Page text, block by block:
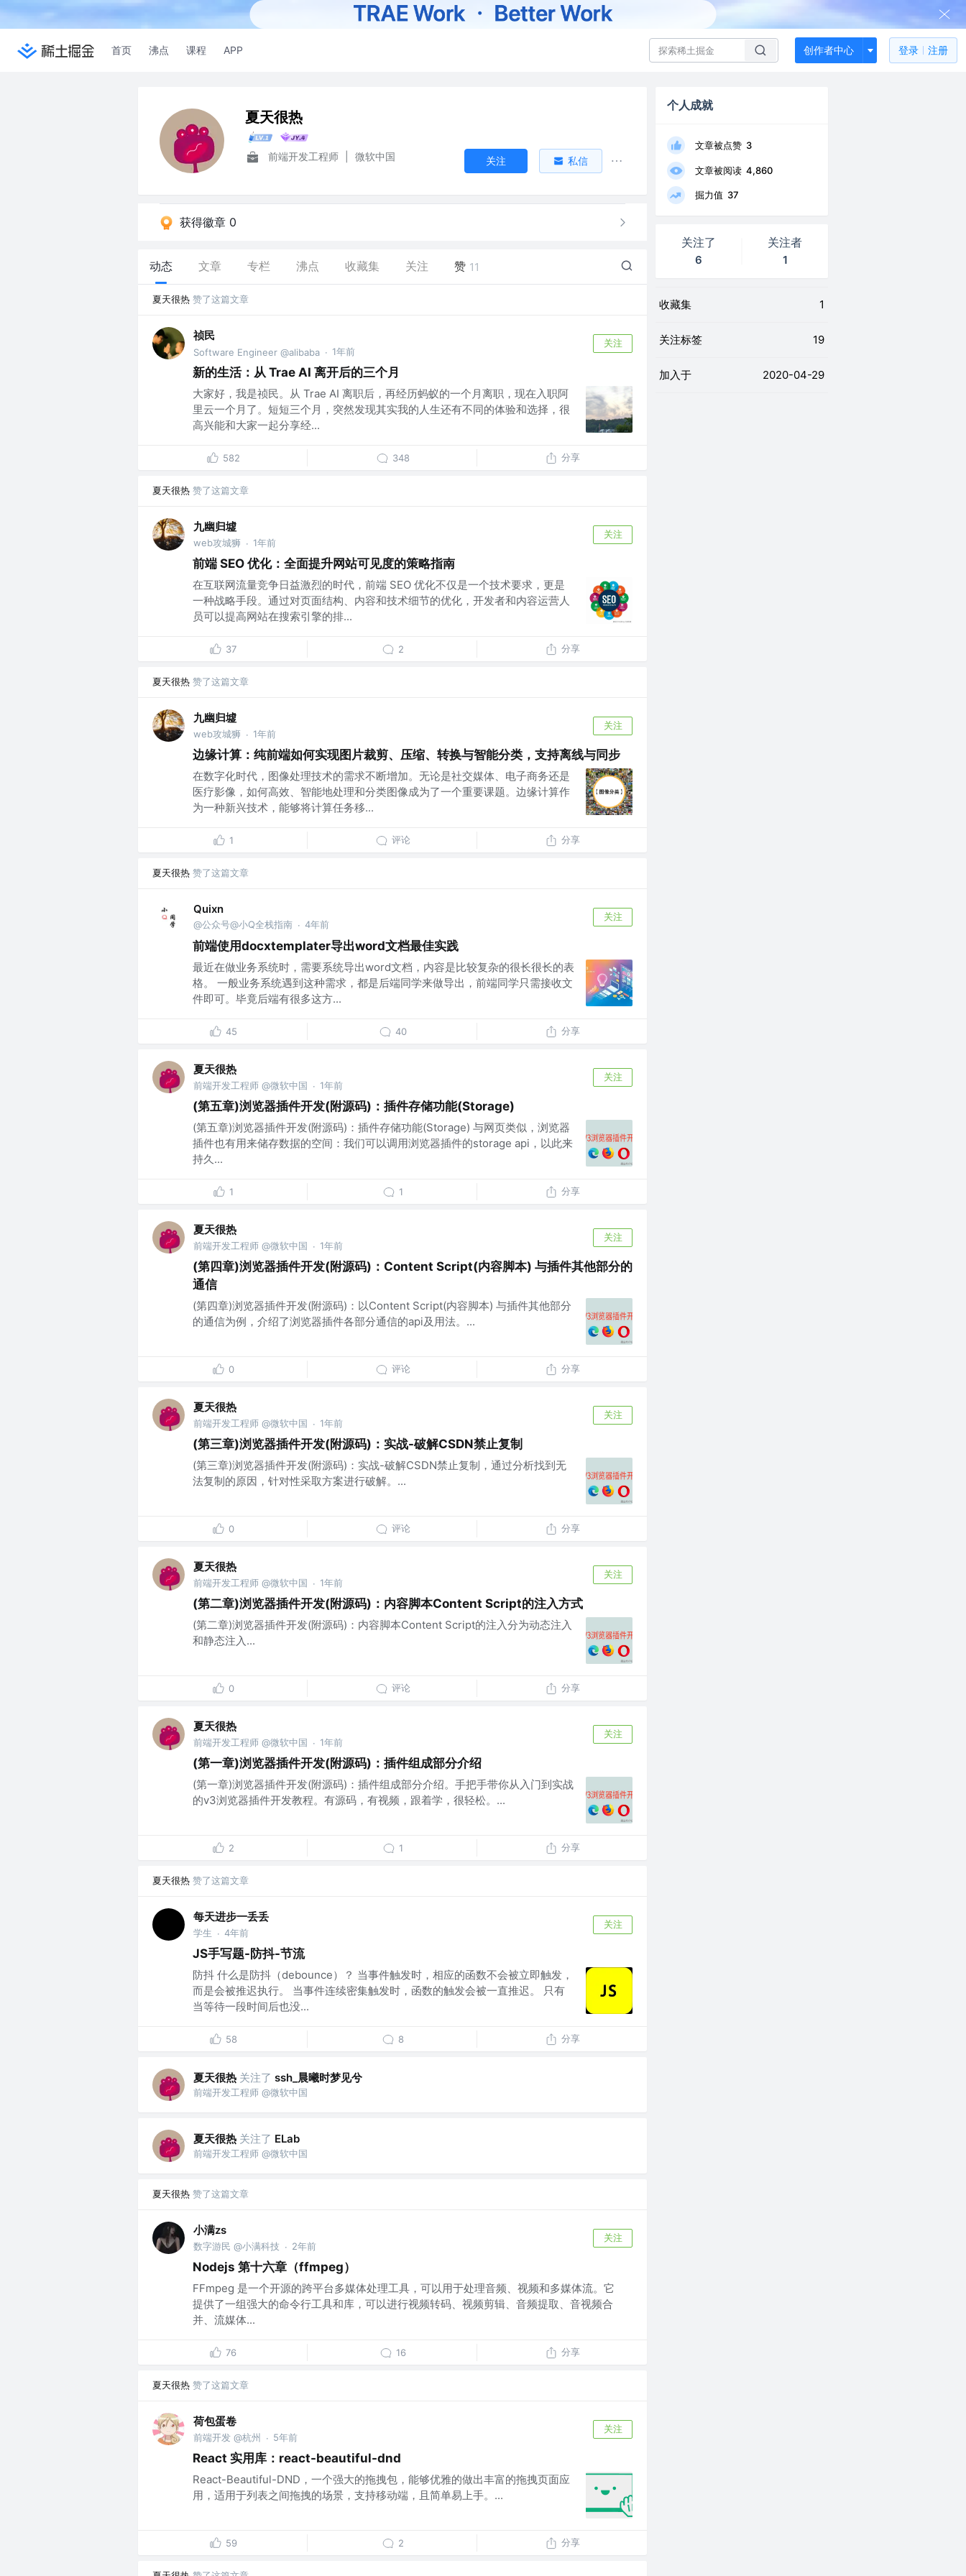
首页 沸点 课程 APP 创作者中心 登录 注册
夏天很热
前端开发工程师 微软中国 关注 私信
获得徽章 0
动态 文章 专栏 沸点 收藏集 关注 赞 11
夏天很热 赞了这篇文章
祯民
Software Engineer @alibaba · 1年前
关注
新的生活：从 Trae AI 离开后的三个月
大家好，我是祯民。从 Trae AI 离职后，再经历蚂蚁的一个月离职，现在入职阿
里云一个月了。短短三个月，突然发现其实我的人生还有不同的体验和选择，很
高兴能和大家一起分享经...
582 348 分享
夏天很热 赞了这篇文章
九幽归墟
web攻城狮 · 1年前
关注
前端 SEO 优化：全面提升网站可见度的策略指南
在互联网流量竞争日益激烈的时代，前端 SEO 优化不仅是一个技术要求，更是
一种战略手段。通过对页面结构、内容和技术细节的优化，开发者和内容运营人
员可以提高网站在搜索引擎的排...
37 2 分享
夏天很热 赞了这篇文章
九幽归墟
web攻城狮 · 1年前
关注
边缘计算：纯前端如何实现图片裁剪、压缩、转换与智能分类，支持离线与同步
在数字化时代，图像处理技术的需求不断增加。无论是社交媒体、电子商务还是
医疗影像，如何高效、智能地处理和分类图像成为了一个重要课题。边缘计算作
为一种新兴技术，能够将计算任务移...
1 评论 分享
夏天很热 赞了这篇文章
Quixn
@公众号@小Q全栈指南 · 4年前
关注
前端使用docxtemplater导出word文档最佳实践
最近在做业务系统时，需要系统导出word文档，内容是比较复杂的很长很长的表
格。 一般业务系统遇到这种需求，都是后端同学来做导出，前端同学只需接收文
件即可。毕竟后端有很多这方...
45 40 分享
夏天很热
前端开发工程师 @微软中国 · 1年前
关注
(第五章)浏览器插件开发(附源码)：插件存储功能(Storage)
(第五章)浏览器插件开发(附源码)：插件存储功能(Storage) 与网页类似，浏览器
插件也有用来储存数据的空间：我们可以调用浏览器插件的storage api，以此来
持久...
1 1 分享
夏天很热
前端开发工程师 @微软中国 · 1年前
关注
(第四章)浏览器插件开发(附源码)：Content Script(内容脚本) 与插件其他部分的
通信
(第四章)浏览器插件开发(附源码)：以Content Script(内容脚本) 与插件其他部分
的通信为例，介绍了浏览器插件各部分通信的api及用法。...
0 评论 分享
夏天很热
前端开发工程师 @微软中国 · 1年前
关注
(第三章)浏览器插件开发(附源码)：实战-破解CSDN禁止复制
(第三章)浏览器插件开发(附源码)：实战-破解CSDN禁止复制，通过分析找到无
法复制的原因，针对性采取方案进行破解。...
0 评论 分享
夏天很热
前端开发工程师 @微软中国 · 1年前
关注
(第二章)浏览器插件开发(附源码)：内容脚本Content Script的注入方式
(第二章)浏览器插件开发(附源码)：内容脚本Content Script的注入分为动态注入
和静态注入...
0 评论 分享
夏天很热
前端开发工程师 @微软中国 · 1年前
关注
(第一章)浏览器插件开发(附源码)：插件组成部分介绍
(第一章)浏览器插件开发(附源码)：插件组成部分介绍。手把手带你从入门到实战
的v3浏览器插件开发教程。有源码，有视频，跟着学，很轻松。...
2 1 分享
夏天很热 赞了这篇文章
每天进步一丢丢
学生 · 4年前
关注
JS手写题-防抖-节流
防抖 什么是防抖（debounce）？ 当事件触发时，相应的函数不会被立即触发，
而是会被推迟执行。 当事件连续密集触发时，函数的触发会被一直推迟。 只有
当等待一段时间后也没...
58 8 分享
夏天很热 关注了 ssh_晨曦时梦见兮
前端开发工程师 @微软中国
夏天很热 关注了 ELab
前端开发工程师 @微软中国
夏天很热 赞了这篇文章
小满zs
数字游民 @小满科技 · 2年前
关注
Nodejs 第十六章（ffmpeg）
FFmpeg 是一个开源的跨平台多媒体处理工具，可以用于处理音频、视频和多媒体流。它
提供了一组强大的命令行工具和库，可以进行视频转码、视频剪辑、音频提取、音视频合
并、流媒体...
76 16 分享
夏天很热 赞了这篇文章
荷包蛋卷
前端开发 @杭州 · 5年前
关注
React 实用库：react-beautiful-dnd
React-Beautiful-DND，一个强大的拖拽包，能够优雅的做出丰富的拖拽页面应
用，适用于列表之间拖拽的场景，支持移动端，且简单易上手。...
59 2 分享
个人成就
文章被点赞 3
文章被阅读 4,860
掘力值 37
关注了
6
关注者
1
收藏集 1
关注标签 19
加入于 2020-04-29